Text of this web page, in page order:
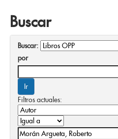
Buscar
Buscar:
por
Filtros actuales: